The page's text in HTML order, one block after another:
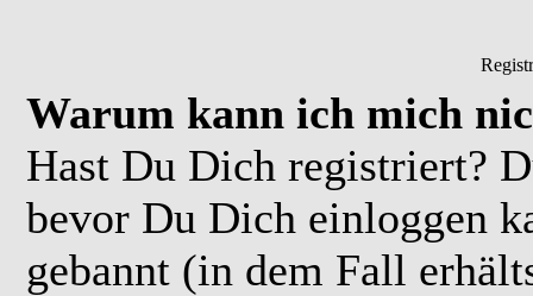
Warum kann ich mich
Hast Du Dich registriert?
bevor Du Dich einloggen
gebannt (in dem Fall